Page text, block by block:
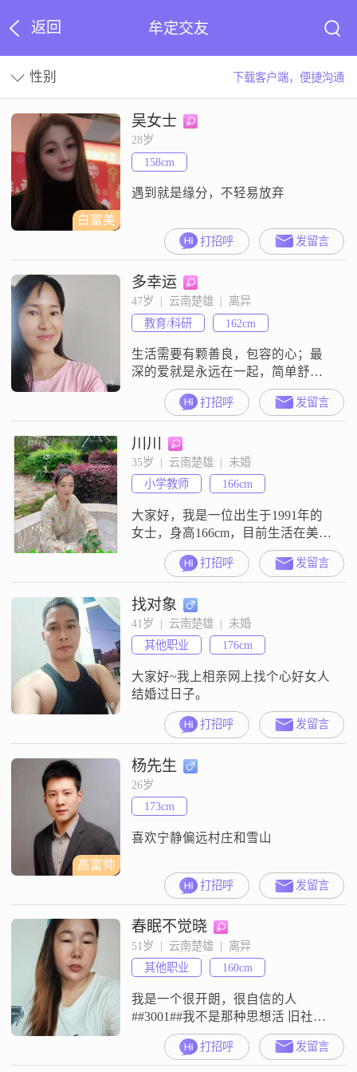
返回 牟定交友
性别 下载客户端，便捷沟通
白富美
吴女士
28岁
158cm
遇到就是缘分，不轻易放弃
打招呼 发留言
多幸运
47岁  |  云南楚雄  |  离异
教育/科研
162cm
生活需要有颗善良，包容的心；最
深的爱就是永远在一起，简单舒
心，温馨如愿……本人成熟稳重，
知书达理，职业:教师，为了生活方
便，休息同步，期待单位固定工作
者；期待刚好遇见你，爱情，生活
幸福圆满。(小女子属马，虎狗羊的
暖男为最佳)
打招呼 发留言
川川
35岁  |  云南楚雄  |  未婚
小学教师
166cm
大家好，我是一位出生于1991年的
女士，身高166cm，目前生活在美丽
的楚雄。我拥有大学本科学历，在
工作中勤奋努力，月收入在5001到
8000元之间。我性格独立自信，对
待生活和工作都有着自己的坚持和
追求。我细腻敏感，能够敏锐地察
觉到周围人的情绪变化，这也让我
在人际交往中更加得心应手。同
时，我也是一个真诚可靠的人，无
论是
打招呼 发留言
找对象
41岁  |  云南楚雄  |  未婚
其他职业
176cm
大家好~我上相亲网上找个心好女人
结婚过日子。
打招呼 发留言
高富帅
杨先生
26岁
173cm
喜欢宁静偏远村庄和雪山
打招呼 发留言
春眠不觉晓
51岁  |  云南楚雄  |  离异
其他职业
160cm
我是一个很开朗，很自信的人
##3001##我不是那种思想活 旧社会
的那种丶往后的余生想找一个知热
知冷满眼都是我的人丶相敬如宾
打招呼 发留言